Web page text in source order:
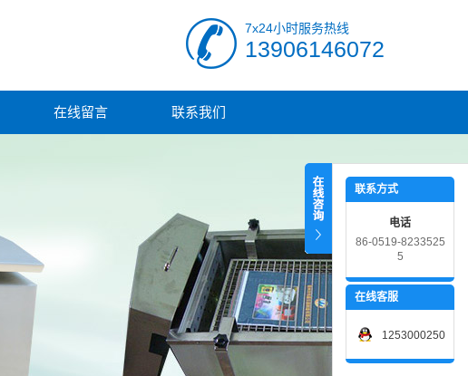
7x24小时服务热线
13906146072
在线留言 联系我们
联系方式
电话
86-0519-8233525
5
在线客服
1253000250